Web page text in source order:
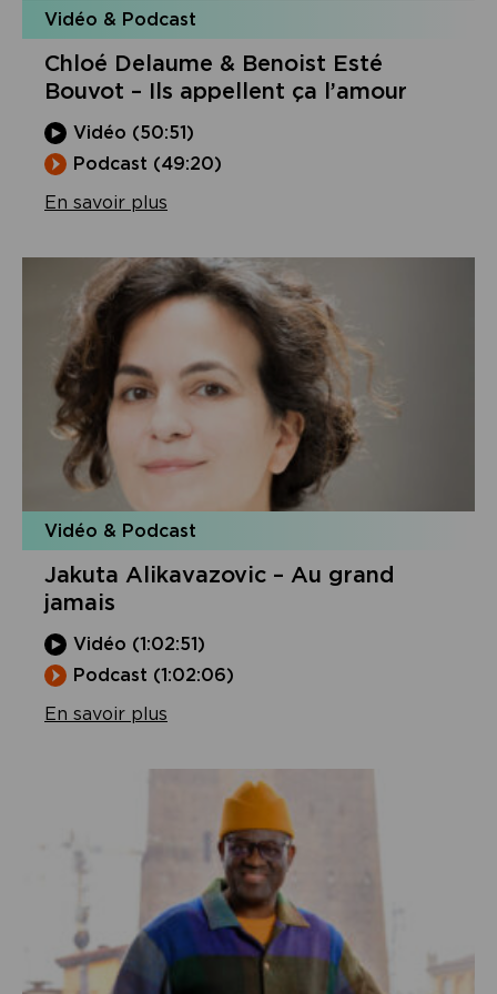
Vidéo & Podcast
Chloé Delaume & Benoist Esté
Bouvot – Ils appellent ça l’amour
Vidéo (50:51)
Podcast (49:20)
En savoir plus
Vidéo & Podcast
Jakuta Alikavazovic – Au grand
jamais
Vidéo (1:02:51)
Podcast (1:02:06)
En savoir plus